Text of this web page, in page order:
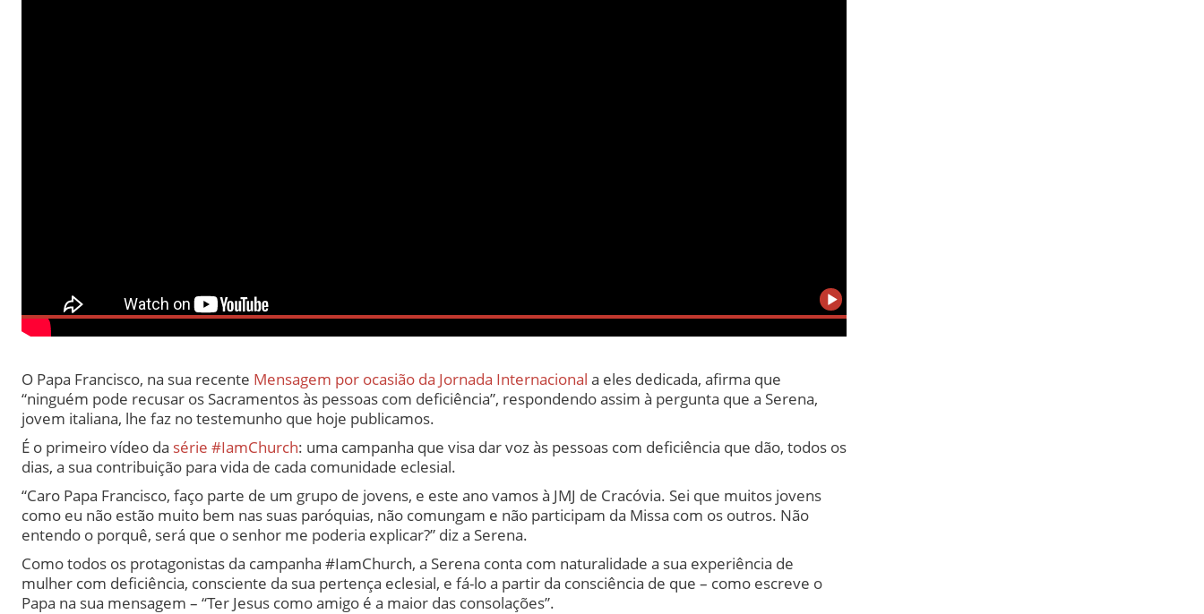
O Papa Francisco, na sua recente Mensagem por ocasião da Jornada Internacional a eles dedicada, afirma que
“ninguém pode recusar os Sacramentos às pessoas com deficiência”, respondendo assim à pergunta que a Serena,
jovem italiana, lhe faz no testemunho que hoje publicamos.
É o primeiro vídeo da série #IamChurch: uma campanha que visa dar voz às pessoas com deficiência que dão, todos os
dias, a sua contribuição para vida de cada comunidade eclesial.
“Caro Papa Francisco, faço parte de um grupo de jovens, e este ano vamos à JMJ de Cracóvia. Sei que muitos jovens
como eu não estão muito bem nas suas paróquias, não comungam e não participam da Missa com os outros. Não
entendo o porquê, será que o senhor me poderia explicar?” diz a Serena.
Como todos os protagonistas da campanha #IamChurch, a Serena conta com naturalidade a sua experiência de
mulher com deficiência, consciente da sua pertença eclesial, e fá-lo a partir da consciência de que – como escreve o
Papa na sua mensagem – “Ter Jesus como amigo é a maior das consolações”.